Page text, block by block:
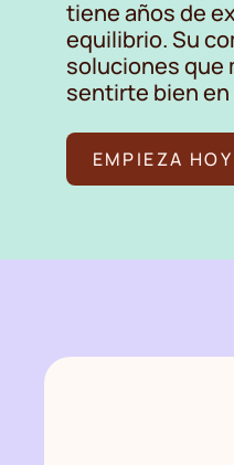
tiene años de
equilibrio. Su
soluciones que
sentirte bien
EMPIEZA HOY